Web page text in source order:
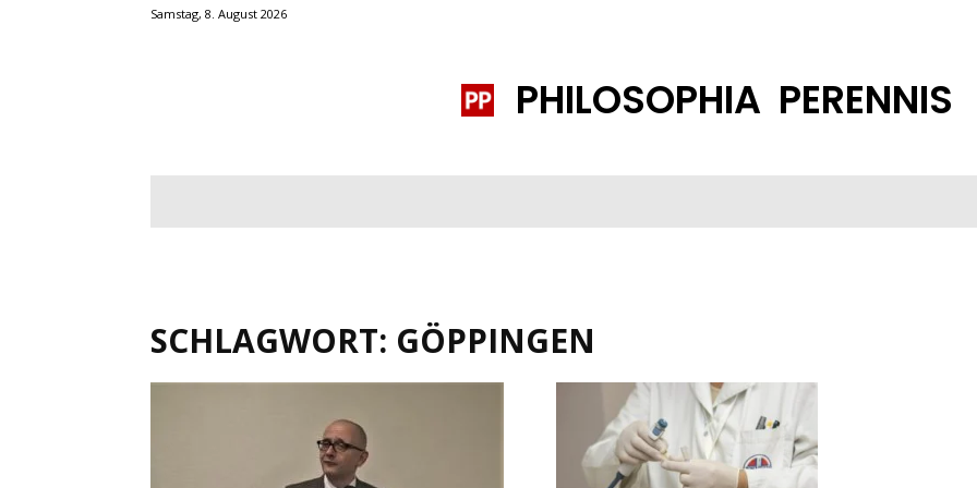
Samstag, 8. August 2026
PHILOSOPHIA PERENNIS
SCHLAGWORT: GÖPPINGEN